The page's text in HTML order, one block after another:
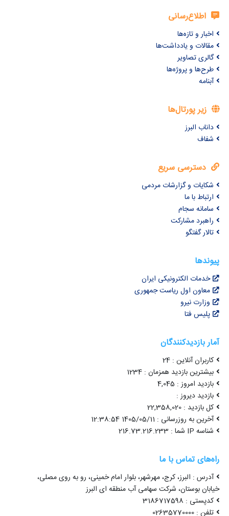
اطلاع‌رسانی
اخبار و تازه‌ها
مقالات و یادداشت‌ها
گالری تصاویر
طرح‌ها و پروژه‌ها
آبنامه
زیر پورتال‌ها
داناب البرز
شفاف
دسترسی سریع
شکایات و گزارشات مردمی
ارتباط با ما
سامانه سجام
راهبرد مشارکت
تالار گفتگو
پیوندها
خدمات الکترونیکی ایران
معاون اول ریاست جمهوری
وزارت نیرو
پلیس فتا
آمار بازدیدکنندگان
کاربران آنلاین : 24
بیشترین بازدید همزمان : 1234
بازدید امروز : 4,045
بازدید دیروز :
کل بازدید : 22,358,020
آخرین به روزرسانی : 1405/05/11 12:38:54
شناسه IP شما : 216.73.216.233
راه‌های تماس با ما
آدرس : البرز، کرج، مهرشهر، بلوار امام خمینی، رو به روی مصلی،
خیابان بوستان، شرکت سهامی آب منطقه ای البرز
کدپستی : 3186717598
تلفن : 02635770000